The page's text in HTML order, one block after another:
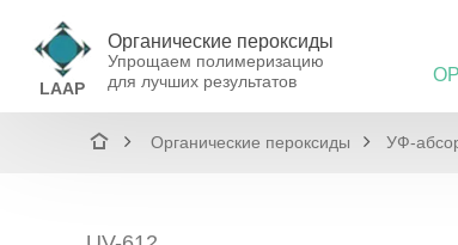
LAAP
Органические пероксиды
Упрощаем полимеризацию
для лучших результатов
Органические пероксиды УФ-